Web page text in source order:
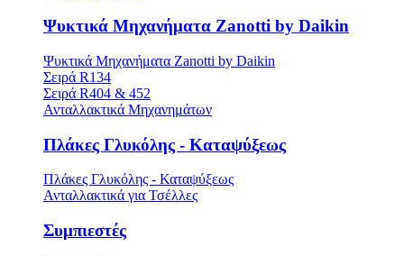
Ψυκτικά Μηχανήματα Zanotti by Daikin
Ψυκτικά Μηχανήματα Zanotti by Daikin
Σειρά R134
Σειρά R404 & 452
Ανταλλακτικά Μηχανημάτων
Πλάκες Γλυκόλης - Καταψύξεως
Πλάκες Γλυκόλης - Καταψύξεως
Ανταλλακτικά για Τσέλλες
Συμπιεστές